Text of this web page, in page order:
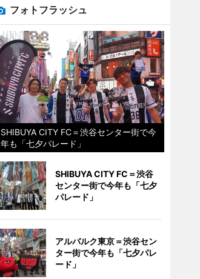
フォトフラッシュ
SHIBUYA CITY FC＝渋谷センター街で今
年も「七夕パレード」
SHIBUYA CITY FC＝渋谷
センター街で今年も「七夕
パレード」
アルバルク東京＝渋谷セン
ター街で今年も「七夕パレ
ード」